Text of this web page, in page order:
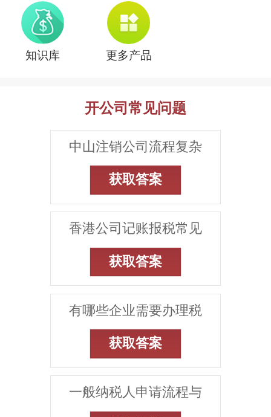
知识库 更多产品
开公司常见问题
中山注销公司流程复杂
获取答案
香港公司记账报税常见
获取答案
有哪些企业需要办理税
获取答案
一般纳税人申请流程与